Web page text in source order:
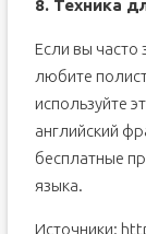
8. Техника
Если вы
любите
используйте
английский
бесплатные
языка.
Источники: